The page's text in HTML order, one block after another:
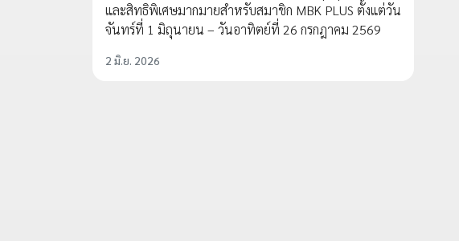
และสิทธิพิเศษมากมายสำหรับสมาชิก MBK PLUS ตั้งแต่วัน
จันทร์ที่ 1 มิถุนายน – วันอาทิตย์ที่ 26 กรกฎาคม 2569
2 มิ.ย. 2026